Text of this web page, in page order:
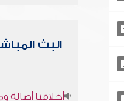
البث
أخلاقنا أصالة